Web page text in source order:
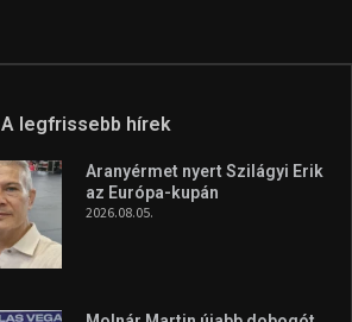
A legfrissebb hírek
Aranyérmet nyert Szilágyi Erik
az Európa-kupán
2026.08.05.